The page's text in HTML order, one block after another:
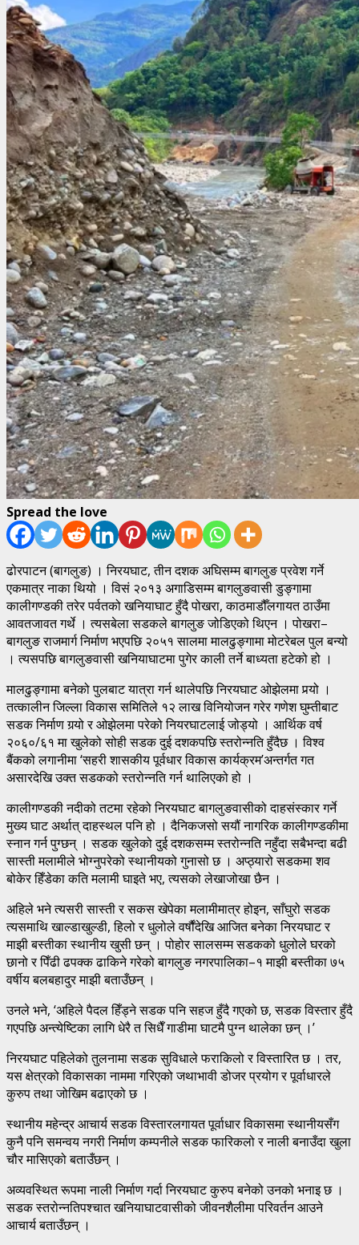
Spread the love
ढोरपाटन (बागलुङ) । निरयघाट, तीन दशक अघिसम्म बागलुङ प्रवेश गर्ने
एकमात्र नाका थियो । विसं २०१३ अगाडिसम्म बागलुङवासी डुङ्गामा
कालीगण्डकी तरेर पर्वतको खनियाघाट हुँदै पोखरा, काठमाडौँलगायत ठाउँमा
आवतजावत गर्थे । त्यसबेला सडकले बागलुङ जोडिएको थिएन । पोखरा–
बागलुङ राजमार्ग निर्माण भएपछि २०५१ सालमा मालढुङ्गामा मोटरेबल पुल बन्यो
। त्यसपछि बागलुङवासी खनियाघाटमा पुगेर काली तर्ने बाध्यता हटेको हो ।
मालढुङ्गामा बनेको पुलबाट यात्रा गर्न थालेपछि निरयघाट ओझेलमा पर्‍यो ।
तत्कालीन जिल्ला विकास समितिले १२ लाख विनियोजन गरेर गणेश घुम्तीबाट
सडक निर्माण गर्‍यो र ओझेलमा परेको नियरघाटलाई जोड्यो । आर्थिक वर्ष
२०६०/६१ मा खुलेको सोही सडक दुई दशकपछि स्तरोन्नति हुँदैछ । विश्व
बैंकको लगानीमा ‘सहरी शासकीय पूर्वधार विकास कार्यक्रम’अन्तर्गत गत
असारदेखि उक्त सडकको स्तरोन्नति गर्न थालिएको हो ।
कालीगण्डकी नदीको तटमा रहेको निरयघाट बागलुङवासीको दाहसंस्कार गर्ने
मुख्य घाट अर्थात् दाहस्थल पनि हो । दैनिकजसो सयौं नागरिक कालीगण्डकीमा
स्नान गर्न पुग्छन् । सडक खुलेको दुई दशकसम्म स्तरोन्नति नहुँदा सबैभन्दा बढी
सास्ती मलामीले भोग्नुपरेको स्थानीयको गुनासो छ । अप्ठ्यारो सडकमा शव
बोकेर हिँडेका कति मलामी घाइते भए, त्यसको लेखाजोखा छैन ।
अहिले भने त्यसरी सास्ती र सकस खेपेका मलामीमात्र होइन, साँघुरो सडक
त्यसमाथि खाल्डाखुल्डी, हिलो र धुलोले वर्षौंदेखि आजित बनेका निरयघाट र
माझी बस्तीका स्थानीय खुसी छन् । पोहोर सालसम्म सडकको धुलोले घरको
छानो र पिँढी ढपक्क ढाकिने गरेको बागलुङ नगरपालिका–१ माझी बस्तीका ७५
वर्षीय बलबहादुर माझी बताउँछन् ।
उनले भने, ‘अहिले पैदल हिँड्ने सडक पनि सहज हुँदै गएको छ, सडक विस्तार हुँदै
गएपछि अन्त्येष्टिका लागि धेरै त सिधैँ गाडीमा घाटमै पुग्न थालेका छन् ।’
निरयघाट पहिलेको तुलनामा सडक सुविधाले फराकिलो र विस्तारित छ । तर,
यस क्षेत्रको विकासका नाममा गरिएको जथाभावी डोजर प्रयोग र पूर्वाधारले
कुरुप तथा जोखिम बढाएको छ ।
स्थानीय महेन्द्र आचार्य सडक विस्तारलगायत पूर्वाधार विकासमा स्थानीयसँग
कुनै पनि समन्वय नगरी निर्माण कम्पनीले सडक फारिकलो र नाली बनाउँदा खुला
चौर मासिएको बताउँछन् ।
अव्यवस्थित रूपमा नाली निर्माण गर्दा निरयघाट कुरुप बनेको उनको भनाइ छ ।
सडक स्तरोन्नतिपश्चात खनियाघाटवासीको जीवनशैलीमा परिवर्तन आउने
आचार्य बताउँछन् ।